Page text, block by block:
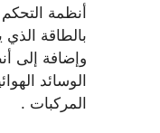
أنظمة التحكم
بالطاقة الذي
وإضافة إلى
الوسائد
المركبات .